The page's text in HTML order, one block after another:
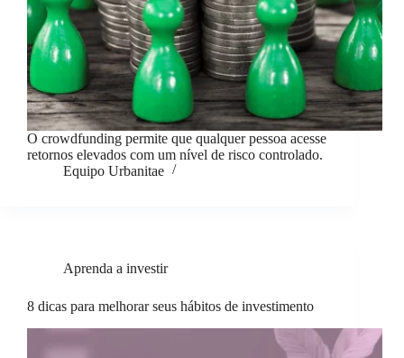
O crowdfunding permite que qualquer pessoa acesse
retornos elevados com um nível de risco controlado.
Equipo Urbanitae
Aprenda a investir
8 dicas para melhorar seus hábitos de investimento